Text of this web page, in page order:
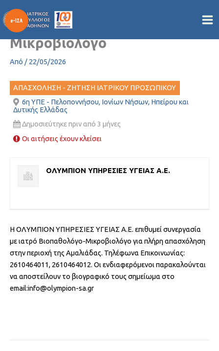
στο
περιεχόμενο
Ζητείται συνεργασία με
ιατρό Βιοπαθολόγο-
Μικροβιολόγο
Από / 22/05/2026
ΑΠΑΣΧΟΛΗΣΗ - ΖΗΤΗΣΗ ΙΑΤΡΙΚΟΥ ΠΡΟΣΩΠΙΚΟΥ
6η ΥΠΕ - Πελοποννήσου, Ιονίων Νήσων, Ηπείρου και
Δυτικής Ελλάδας
Δημοσιεύτηκε πριν από 3 μήνες
Οι αιτήσεις έχουν κλείσει
ΟΛΥΜΠΙΟΝ ΥΠΗΡΕΣΙΕΣ ΥΓΕΙΑΣ Α.Ε.
H ΟΛΥΜΠΙΟΝ ΥΠΗΡΕΣΙΕΣ ΥΓΕΙΑΣ Α.Ε. επιθυμεί συνεργασία
με ιατρό Βιοπαθολόγο-Μικροβιολόγο για πλήρη απασχόληση
στην περιοχή της Αμαλιάδας. Τηλέφωνα Επικοινωνίας:
2610464011, 2610464012. Οι ενδιαφερόμενοι παρακαλούνται
να αποστείλουν το βιογραφικό τους σημείωμα στο
email:info@olympion-sa.gr